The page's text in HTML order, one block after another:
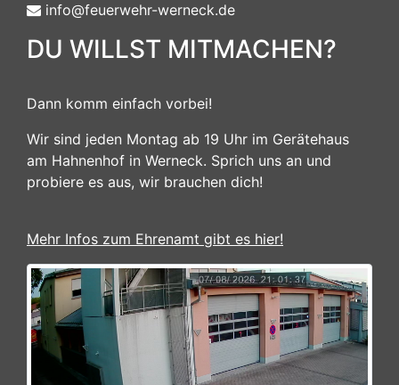
info@feuerwehr-werneck.de
DU WILLST MITMACHEN?
Dann komm einfach vorbei!
Wir sind jeden Montag ab 19 Uhr im Gerätehaus
am Hahnenhof in Werneck. Sprich uns an und
probiere es aus, wir brauchen dich!
Mehr Infos zum Ehrenamt gibt es hier!